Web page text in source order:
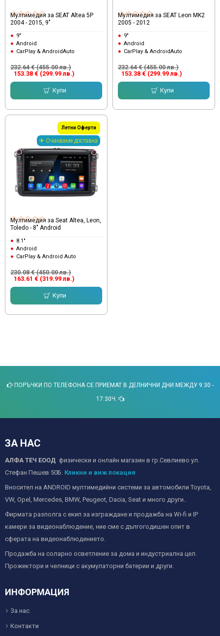
Мултимедия за SEAT Altea 5P
2004 - 2015, 9"
9"
Android
CarPlay & AndroidAuto
153.38 € (299.99 лв.)
232.64 € (455.00 лв.)
Купи
Мултимедия за SEAT Leon MK2
2005 - 2012
9"
Android
CarPlay & AndroidAuto
153.38 € (299.99 лв.)
232.64 € (455.00 лв.)
Купи
Летни Оферти
✈ Очакваме доставка
Мултимедия за Seat Altea, Leon,
Toledo - 8" Android
8.1"
Android
CarPlay & Android Auto
163.61 € (319.99 лв.)
230.08 € (450.00 лв.)
Купи
ПОРЪЧКИ ПО ТЕЛЕФОНА СЕ ПРИЕМАТ В ДЕЛНИЧНИ ДНИ МЕЖДУ 9:30 -
17:30Ч.
ЗА НАС
АЛФА ТЕЧ ЕООД физически и онлайн магазин в гр.Севлиево ул.
Стефан Пешев 50Б. Кликни и виж локация
Вносител на ANDROID мултимедийни системи за автомобили Toyota,
VW, Opel, Mercedes, BMW, Peugeot, Dacia, Seat и много други..
Фирмата разполга с екип за изграждане и продажба на Wi-fi и IP
камери за видеонаблюдение, ние сме с дългогодишен опит в
сферата на видеонаблюдението.
Продажба на соларно осветление за дома и индустриална цел.
Прожектори и челници с акумулаторни батерии и други.
ИНФОРМАЦИЯ
За нас
Контакти